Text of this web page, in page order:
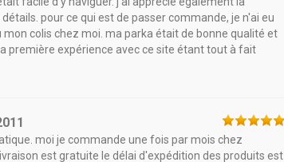
pour ce qui est de passer commande, je n'ai eu
colis chez moi. ma parka était de bonne qualité et
première expérience avec ce site étant tout à fait
moi je commande une fois par mois chez
est gratuite le délai d'expédition des produits est